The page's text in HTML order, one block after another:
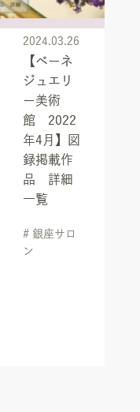
2024.03.26
【ベーネ
ジュエリ
ー美術
館 2022
年4月】図
録掲載作
品 詳細
一覧
# 銀座サロ
ン